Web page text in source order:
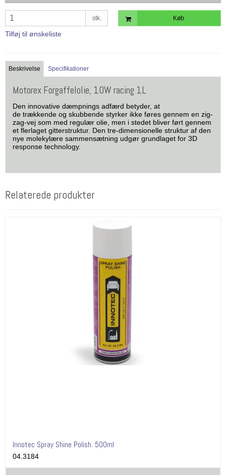
stk. Køb
Tilføj til ønskeliste
Beskrivelse Specifikationer
Motorex Forgaffelolie, 10W racing 1L
Den innovative dæmpnings adfærd betyder, at
de trækkende og skubbende styrker ikke føres gennem en zig-
zag-vej som med regulær olie, men i stedet bliver ført gennem
et flerlaget gitterstruktur. Den tre-dimensionelle struktur af den
nye molekylære sammensætning udgør grundlaget for 3D
response technology.
Relaterede produkter
Innotec Spray Shine Polish. 500ml
04.3184